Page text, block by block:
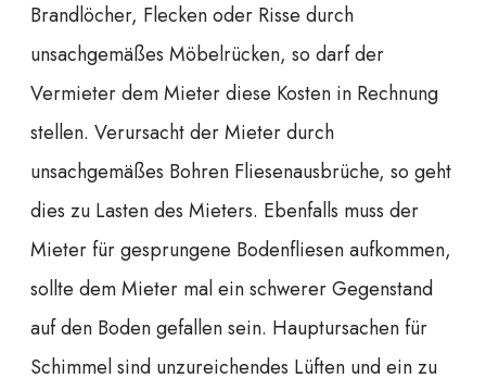
Brandlöcher, Flecken oder Risse durch
unsachgemäßes Möbelrücken, so darf der
Vermieter dem Mieter diese Kosten in Rechnung
stellen. Verursacht der Mieter durch
unsachgemäßes Bohren Fliesenausbrüche, so geht
dies zu Lasten des Mieters. Ebenfalls muss der
Mieter für gesprungene Bodenfliesen aufkommen,
sollte dem Mieter mal ein schwerer Gegenstand
auf den Boden gefallen sein. Hauptursachen für
Schimmel sind unzureichendes Lüften und ein zu